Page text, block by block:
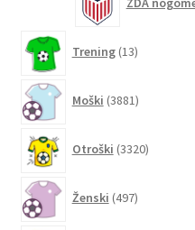
Trening 13izdelkov
Moški 3881izdelkov
Otroški 3320izdelkov
Ženski 497izdelkov